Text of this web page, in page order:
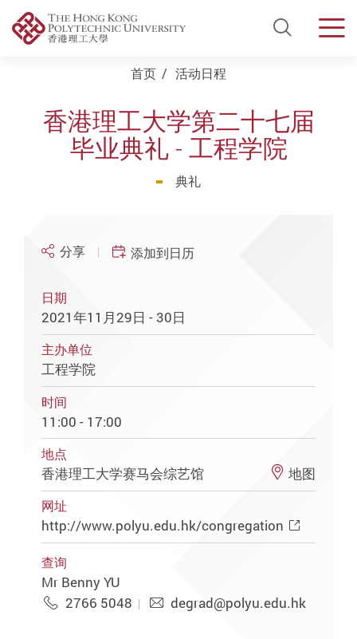
Open
首页 活动日程
香港理工大学第二十七届
毕业典礼 - 工程学院
典礼
分享 添加到日历
日期
2021年11月29日 - 30日
主办单位
工程学院
时间
11:00 - 17:00
地点
香港理工大学赛马会综艺馆 地图
网址
http://www.polyu.edu.hk/congregation
查询
Mr Benny YU
2766 5048
degrad@polyu.edu.hk